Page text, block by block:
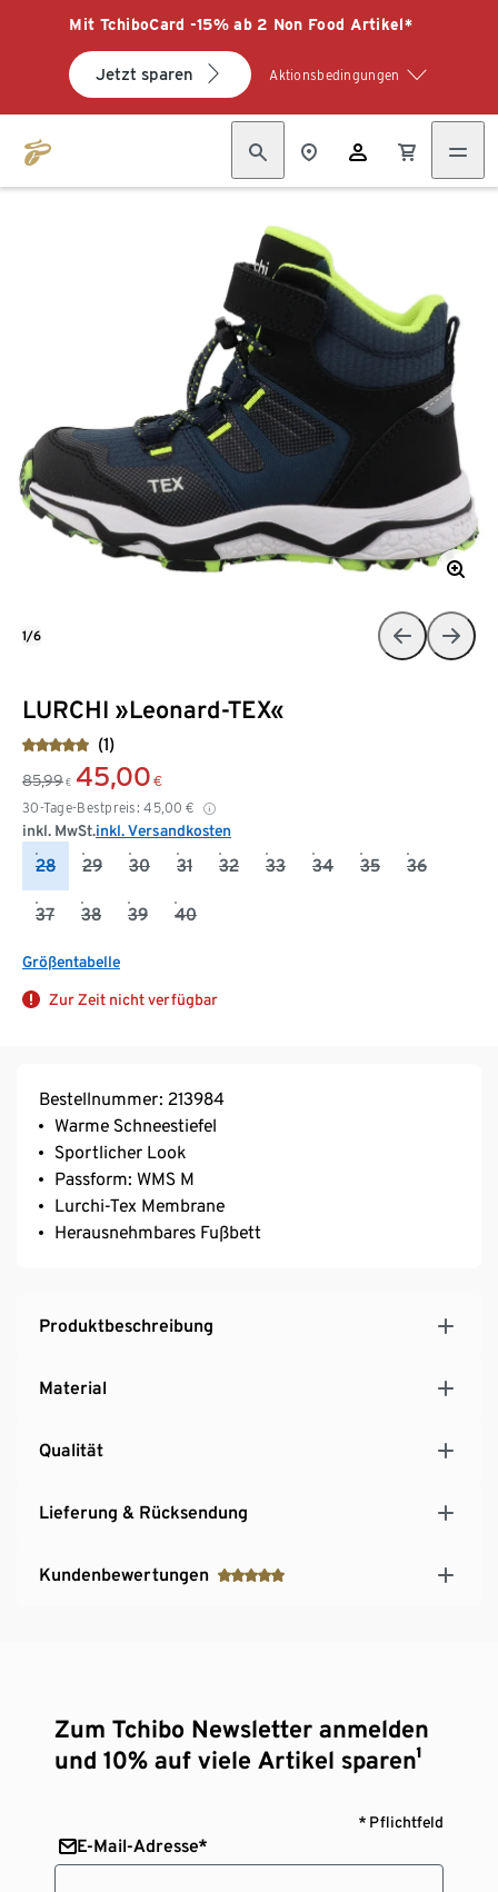
Mit TchiboCard -15% ab 2 Non Food Artikel*
Jetzt sparen Aktionsbedingungen
LURCHI »Leonard-TEX«
(1)
85,99 € 45,00 €
30-Tage-Bestpreis: 45,00 €
inkl. MwSt.inkl. Versandkosten
28 29 30 31 32 33 34 35 36
37 38 39 40
Größentabelle
Zur Zeit nicht verfügbar
1/6
Bestellnummer: 213984
Warme Schneestiefel
Sportlicher Look
Passform: WMS M
Lurchi-Tex Membrane
Herausnehmbares Fußbett
Produktbeschreibung
Material
Qualität
Lieferung & Rücksendung
Kundenbewertungen
Zum Tchibo Newsletter anmelden
und 10% auf viele Artikel sparen¹
* Pflichtfeld
E-Mail-Adresse*